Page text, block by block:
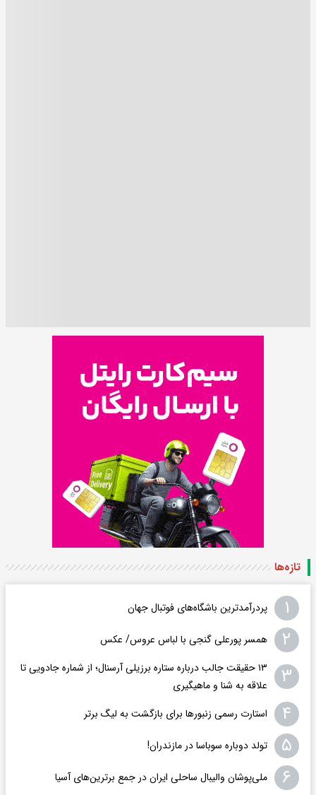
تازه‌ها
۱ پردرآمدترین باشگاه‌های فوتبال جهان
۲ همسر پورعلی گنجی با لباس عروس/ عکس
۳
۱۳ حقیقت جالب درباره ستاره برزیلی آرسنال؛ از شماره جادویی تا
علاقه به شنا و ماهیگیری
۴ استارت رسمی زنبورها برای بازگشت به لیگ برتر
۵ تولد دوباره سوباسا در مازندران!
۶ ملی‌پوشان والیبال ساحلی ایران در جمع برترین‌های آسیا